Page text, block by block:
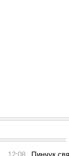
Версия //Общество //
крутой нрав – когда